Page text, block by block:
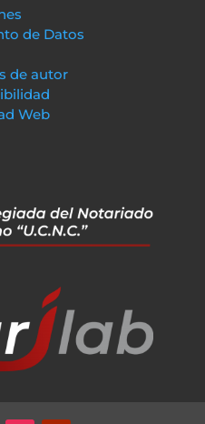
de Datos
de autor
Web